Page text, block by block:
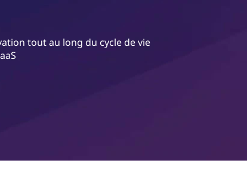
tout au long du cycle de vie